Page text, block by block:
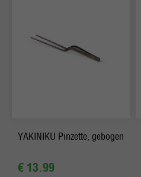
YAKINIKU Pinzette, gebogen
€ 13.99